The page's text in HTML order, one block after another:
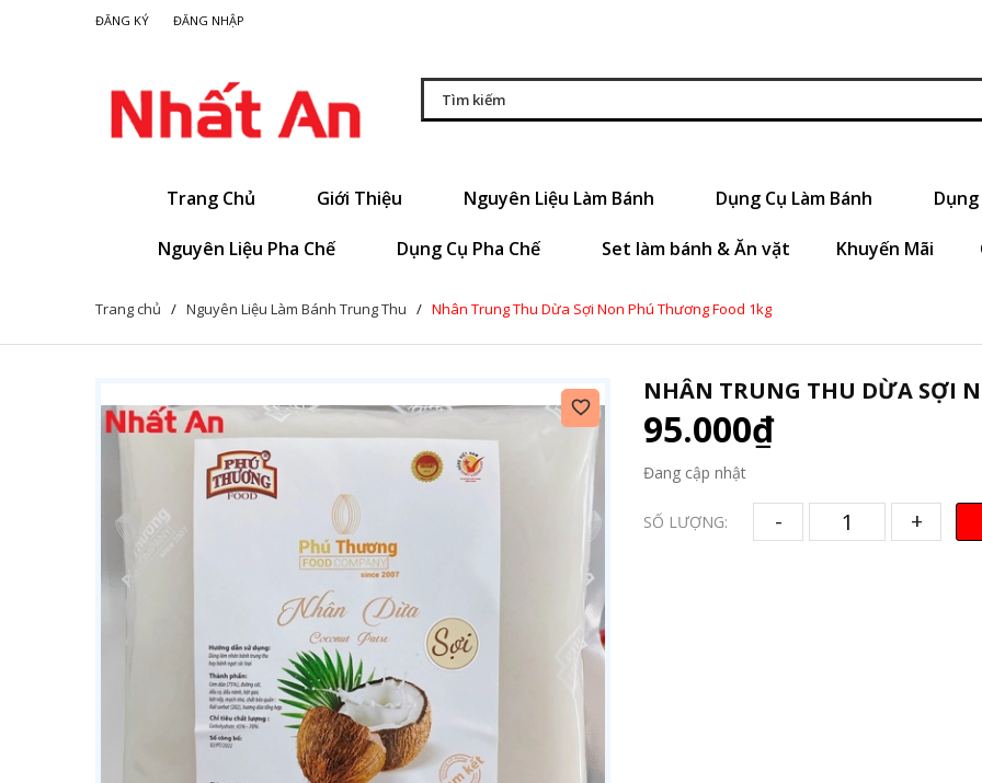
ĐĂNG KÝ ĐĂNG NHẬP
Trang Chủ Giới Thiệu Nguyên Liệu Làm Bánh Dụng Cụ Làm Bánh
Nguyên Liệu Pha Chế Dụng Cụ Pha Chế Set làm bánh & Ăn vặt Khuyến Mãi
Trang chủ / Nguyên Liệu Làm Bánh Trung Thu / Nhân Trung Thu Dừa Sợi Non Phú Thương Food 1kg
NHÂN TRUNG THU DỪA SỢI
95.000₫
Đang cập nhật
SỐ LƯỢNG: - +